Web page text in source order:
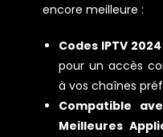
encore meilleure :
Codes IPTV 2024
pour un accès
à vos chaînes
Compatible
Meilleures